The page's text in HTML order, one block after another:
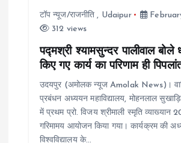
टॉप न्यूज/राजनीति , Udaipur
312 views
पद्मश्री श्यामसुन्दर पालीवाल बोले
किए गए कार्य का परिणाम ही
उदयपुर (अमोलक न्यूज Amolak News)।
प्रबंधन अध्ययन महाविद्यालय, मोहनलाल
में प्रथम प्रो. विजय श्रीमाली स्मृति व्याख्यान
गरिमामय आयोजन किया गया। कार्यक्रम की
विश्वविद्यालय के…